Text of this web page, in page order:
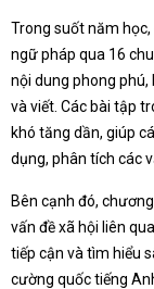
Trong suốt năm
ngữ pháp qua 16
nội dung phong phú,
và viết. Các bài tập
khó tăng dần, giúp
dụng, phân tích các
Bên cạnh đó,
vấn đề xã hội liên
tiếp cận và tìm hiểu
cường quốc tiếng